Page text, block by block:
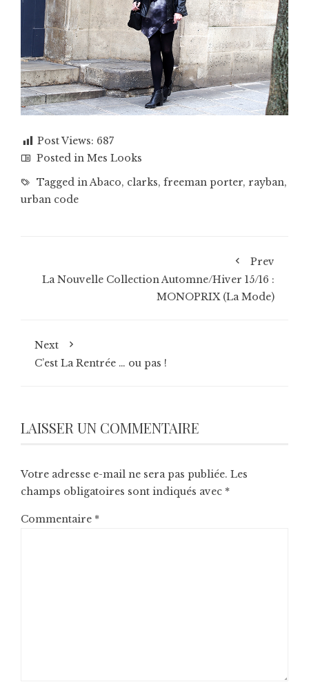
Post Views: 687
Posted in Mes Looks
Tagged inAbaco, clarks, freeman porter, rayban,
urban code
Prev
La Nouvelle Collection Automne/Hiver 15/16 :
MONOPRIX (La Mode)
Next
C’est La Rentrée … ou pas !
LAISSER UN COMMENTAIRE
Votre adresse e-mail ne sera pas publiée. Les
champs obligatoires sont indiqués avec *
Commentaire *